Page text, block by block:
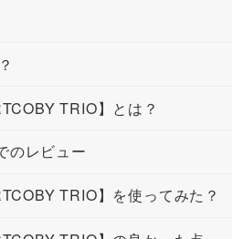
TRIO】とは？
のレビュー
TRIO】を使ってみた？